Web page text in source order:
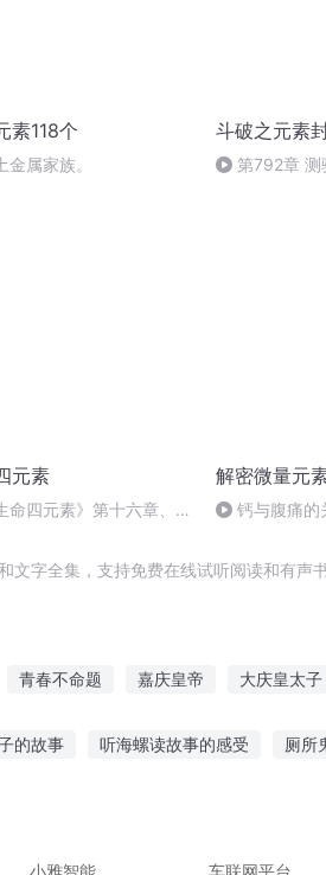
素118个
金属家族。
斗破之元素
第792章 测
元素
命四元素》第十六章、附
解密微量元
钙与腹痛的
字全集，支持免费在线试听阅读和有声
青春不命题 嘉庆皇帝 大庆皇太子
的故事 听海螺读故事的感受 厕所
小雅智能 车联网平台